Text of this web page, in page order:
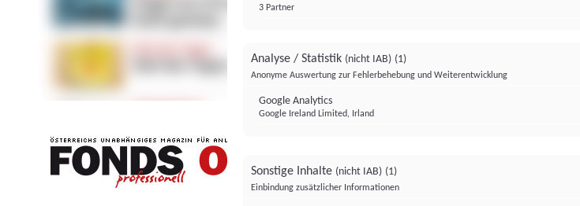
3 Partner
Analyse / Statistik (nicht IAB) (1)
Anonyme Auswertung zur Fehlerbehebung und Weiterentwicklung
Google Analytics
Google Ireland Limited, Irland
Sonstige Inhalte (nicht IAB) (1)
Einbindung zusätzlicher Informationen